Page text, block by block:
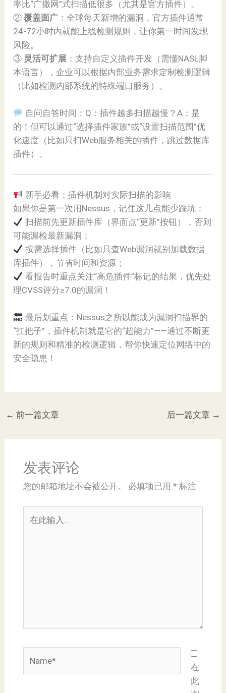
率比“广撒网”式扫描低很多（尤其是官方插件）。
②覆盖面广 ：全球每天新增的漏洞，官方插件通常
24-72小时内就能上线检测规则，让你第一时间发现
风险。
③ 灵活可扩展 ：支持自定义插件开发（需懂NASL脚
本语言），企业可以根据内部业务需求定制检测逻辑
（比如检测内部系统的特殊端口服务）。
自问自答时间：Q：插件越多扫描越慢？A：是
的！但可以通过“选择插件家族”或“设置扫描范围”优
化速度（比如只扫Web服务相关的插件，跳过数据库
插件）。
新手必看：插件机制对实际扫描的影响
如果你是第一次用Nessus，记住这几点能少踩坑：
扫描前先更新插件库（界面点“更新”按钮），否则
可能漏检最新漏洞；
按需选择插件（比如只查Web漏洞就别加载数据
库插件），节省时间和资源；
看报告时重点关注“高危插件”标记的结果，优先处
理CVSS评分≥7.0的漏洞！
最后划重点：Nessus之所以能成为漏洞扫描界的
“扛把子”，插件机制就是它的“超能力”——通过不断更
新的规则和精准的检测逻辑，帮你快速定位网络中的
安全隐患！
← 前一篇文章 后一篇文章 →
发表评论
您的邮箱地址不会被公开。 必填项已用 * 标注
在
此